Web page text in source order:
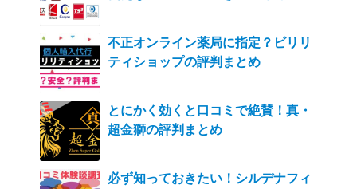
不正オンライン薬局に指定？ビリリ
ティショップの評判まとめ
とにかく効くと口コミで絶賛！真・
超金獅の評判まとめ
必ず知っておきたい！シルデナフィ